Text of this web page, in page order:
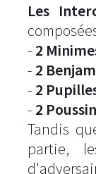
Les
- 2
- 2
- 2
- 2
Tandis
partie,